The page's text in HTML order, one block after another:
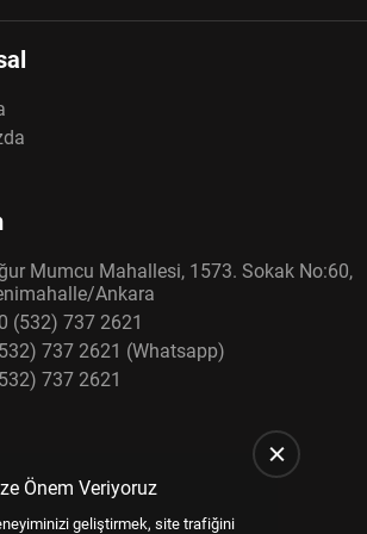
Mumcu Mahallesi, 1573. Sokak No:60,
Ankara
(532) 737 2621
737 2621 (Whatsapp)
737 2621
Önem Veriyoruz
geliştirmek, site trafiğini